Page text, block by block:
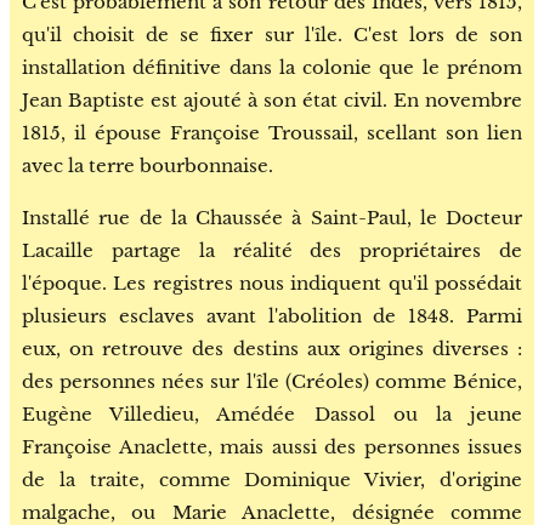
qu'il choisit de se fixer sur l'île. C'est lors de son
installation définitive dans la colonie que le prénom
Jean Baptiste est ajouté à son état civil. En novembre
1815, il épouse Françoise Troussail, scellant son lien
avec la terre bourbonnaise.
Installé rue de la Chaussée à Saint-Paul, le Docteur
Lacaille partage la réalité des propriétaires de
l'époque. Les registres nous indiquent qu'il possédait
plusieurs esclaves avant l'abolition de 1848. Parmi
eux, on retrouve des destins aux origines diverses :
des personnes nées sur l'île (Créoles) comme Bénice,
Eugène Villedieu, Amédée Dassol ou la jeune
Françoise Anaclette, mais aussi des personnes issues
de la traite, comme Dominique Vivier, d'origine
malgache, ou Marie Anaclette, désignée comme